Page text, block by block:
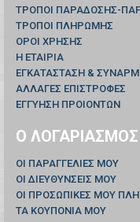
ΤΡΟΠΟΙ ΠΑΡΑΔΟΣΗΣ-
ΤΡΟΠΟΙ ΠΛΗΡΩΜΗΣ
ΟΡΟΙ ΧΡΗΣΗΣ
Η ΕΤΑΙΡΙΑ
ΕΓΚΑΤΑΣΤΑΣΗ &
ΑΛΛΑΓΕΣ ΕΠΙΣΤΡΟΦΕΣ
ΕΓΓΥΗΣΗ ΠΡΟΙΟΝΤΩΝ
Ο
ΟΙ ΠΑΡΑΓΓΕΛΊΕΣ ΜΟΥ
ΟΙ ΔΙΕΥΘΎΝΣΕΙΣ ΜΟΥ
ΟΙ ΠΡΟΣΩΠΙΚΈΣ ΜΟΥ
ΤΑ ΚΟΥΠΌΝΙΑ ΜΟΥ